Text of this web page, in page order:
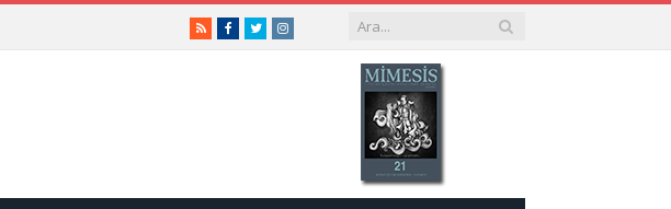
RSSFacebook
TwitterInstagram